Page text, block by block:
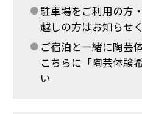
駐車場をご利用の方
越しの方はお知らせ
ご宿泊と一緒に陶芸
こちらに「陶芸体験
い